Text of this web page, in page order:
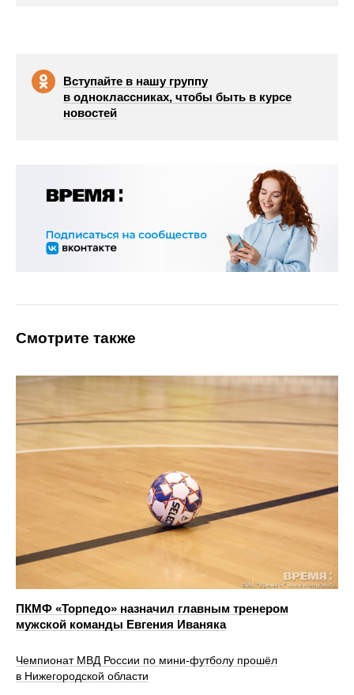
Вступайте в нашу группу
в одноклассниках, чтобы быть в курсе
новостей
Смотрите также
ПКМФ «Торпедо» назначил главным тренером
мужской команды Евгения Иваняка
Чемпионат МВД России по мини-футболу прошёл
в Нижегородской области